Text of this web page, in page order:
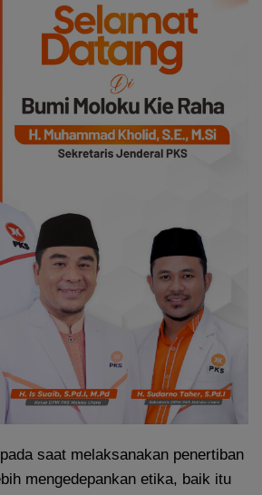
saat melaksanakan penertiban
mengedepankan etika, baik itu